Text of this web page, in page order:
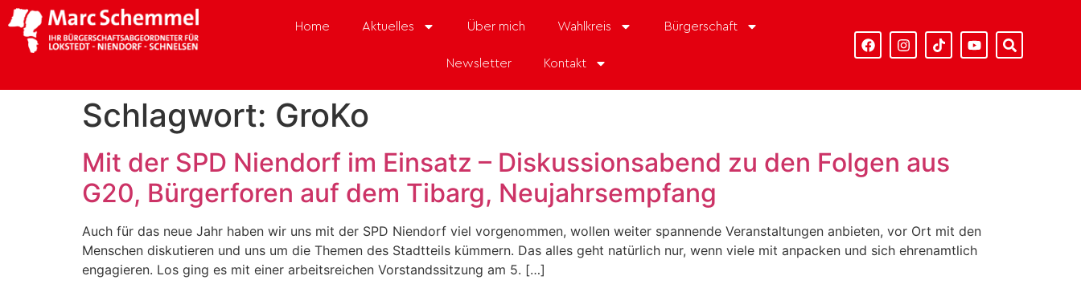
Home Aktuelles Über mich Wahlkreis Bürgerschaft
Newsletter Kontakt
Schlagwort: GroKo
Mit der SPD Niendorf im Einsatz – Diskussionsabend zu den Folgen aus
G20, Bürgerforen auf dem Tibarg, Neujahrsempfang
Auch für das neue Jahr haben wir uns mit der SPD Niendorf viel vorgenommen, wollen weiter spannende Veranstaltungen anbieten, vor Ort mit den
Menschen diskutieren und uns um die Themen des Stadtteils kümmern. Das alles geht natürlich nur, wenn viele mit anpacken und sich ehrenamtlich
engagieren. Los ging es mit einer arbeitsreichen Vorstandssitzung am 5. […]